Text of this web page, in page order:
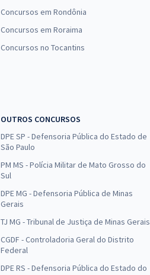
Concursos em Rondônia
Concursos em Roraima
Concursos no Tocantins
OUTROS CONCURSOS
DPE SP - Defensoria Pública do Estado de
São Paulo
PM MS - Polícia Militar de Mato Grosso do
Sul
DPE MG - Defensoria Pública de Minas
Gerais
TJ MG - Tribunal de Justiça de Minas Gerais
CGDF - Controladoria Geral do Distrito
Federal
DPE RS - Defensoria Pública do Estado do